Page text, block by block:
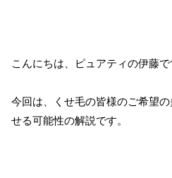
こんにちは、ピュアティの伊藤で
今回は、くせ毛の皆様のご希望
せる可能性の解説です。